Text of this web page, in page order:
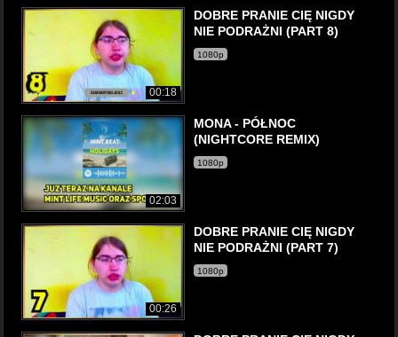
00:18
DOBRE PRANIE CIĘ NIGDY
NIE PODRAŻNI (PART 8)
1080p
02:03
MONA - PÓŁNOC
(NIGHTCORE REMIX)
1080p
00:26
DOBRE PRANIE CIĘ NIGDY
NIE PODRAŻNI (PART 7)
1080p